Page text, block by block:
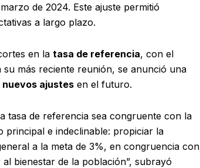
de 2024. Este ajuste permitió
a largo plazo.
en la tasa de referencia, con el
más reciente reunión, se anunció una
nuevos ajustes en el futuro.
tasa de referencia sea congruente con la
e indeclinable: propiciar la
a la meta de 3%, en congruencia con
bienestar de la población”, subrayó